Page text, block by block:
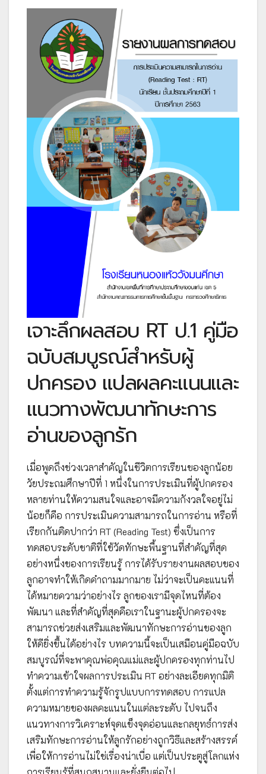
เจาะลึกผลสอบ RT ป.1 คู่มือ
ฉบับสมบูรณ์สำหรับผู้
ปกครอง แปลผลคะแนนและ
แนวทางพัฒนาทักษะการ
อ่านของลูกรัก
เมื่อพูดถึงช่วงเวลาสำคัญในชีวิตการเรียนของลูกน้อย
วัยประถมศึกษาปีที่ 1 หนึ่งในการประเมินที่ผู้ปกครอง
หลายท่านให้ความสนใจและอาจมีความกังวลใจอยู่ไม่
น้อยก็คือ การประเมินความสามารถในการอ่าน หรือที่
เรียกกันติดปากว่า RT (Reading Test) ซึ่งเป็นการ
ทดสอบระดับชาติที่ใช้วัดทักษะพื้นฐานที่สำคัญที่สุด
อย่างหนึ่งของการเรียนรู้ การได้รับรายงานผลสอบของ
ลูกอาจทำให้เกิดคำถามมากมาย ไม่ว่าจะเป็นคะแนนที่
ได้หมายความว่าอย่างไร ลูกของเรามีจุดไหนที่ต้อง
พัฒนา และที่สำคัญที่สุดคือเราในฐานะผู้ปกครองจะ
สามารถช่วยส่งเสริมและพัฒนาทักษะการอ่านของลูก
ให้ดียิ่งขึ้นได้อย่างไร บทความนี้จะเป็นเสมือนคู่มือฉบับ
สมบูรณ์ที่จะพาคุณพ่อคุณแม่และผู้ปกครองทุกท่านไป
ทำความเข้าใจผลการประเมิน RT อย่างละเอียดทุกมิติ
ตั้งแต่การทำความรู้จักรูปแบบการทดสอบ การแปล
ความหมายของผลคะแนนในแต่ละระดับ ไปจนถึง
แนวทางการวิเคราะห์จุดแข็งจุดอ่อนและกลยุทธ์การส่ง
เสริมทักษะการอ่านให้ลูกรักอย่างถูกวิธีและสร้างสรรค์
เพื่อให้การอ่านไม่ใช่เรื่องน่าเบื่อ แต่เป็นประตูสู่โลกแห่ง